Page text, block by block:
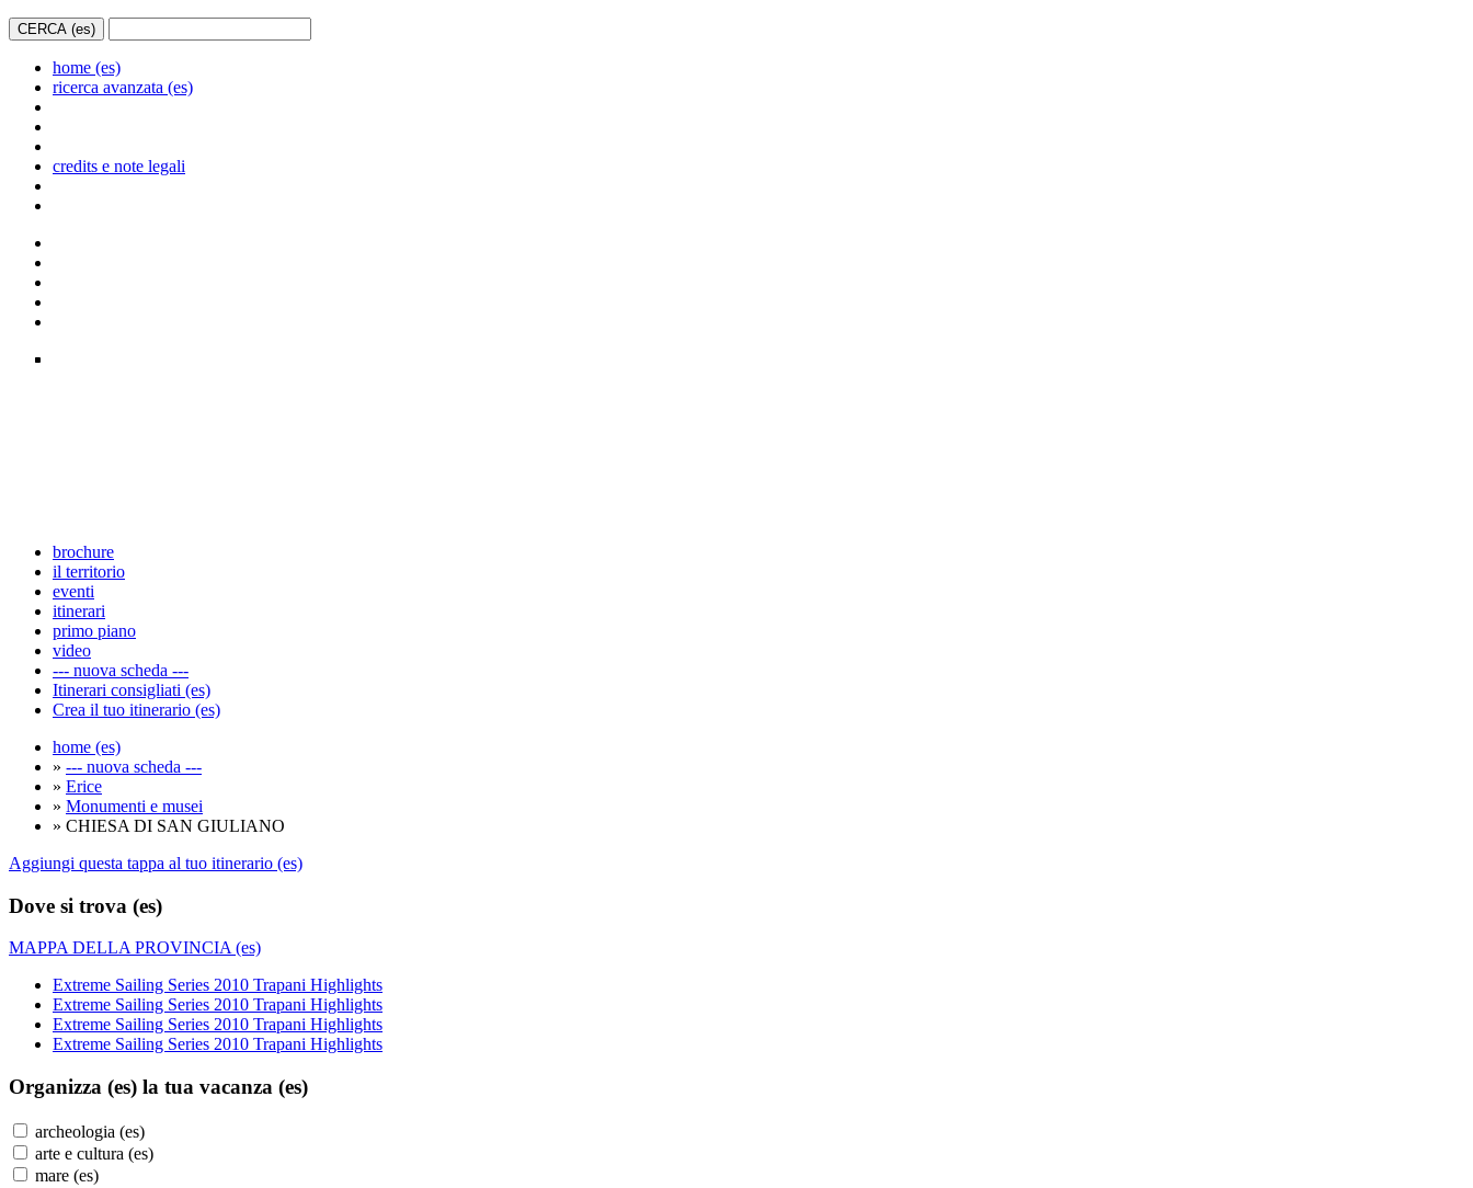
home (es)
ricerca avanzata (es)
credits e note legali
brochure
il territorio
eventi
itinerari
primo piano
video
--- nuova scheda ---
Itinerari consigliati (es)
Crea il tuo itinerario (es)
home (es)
» --- nuova scheda ---
» Erice
» Monumenti e musei
» CHIESA DI SAN GIULIANO
Aggiungi questa tappa al tuo itinerario (es)
Dove si trova (es)
MAPPA DELLA PROVINCIA (es)
Extreme Sailing Series 2010 Trapani Highlights
Extreme Sailing Series 2010 Trapani Highlights
Extreme Sailing Series 2010 Trapani Highlights
Extreme Sailing Series 2010 Trapani Highlights
Organizza (es) la tua vacanza (es)
archeologia (es)
arte e cultura (es)
mare (es)